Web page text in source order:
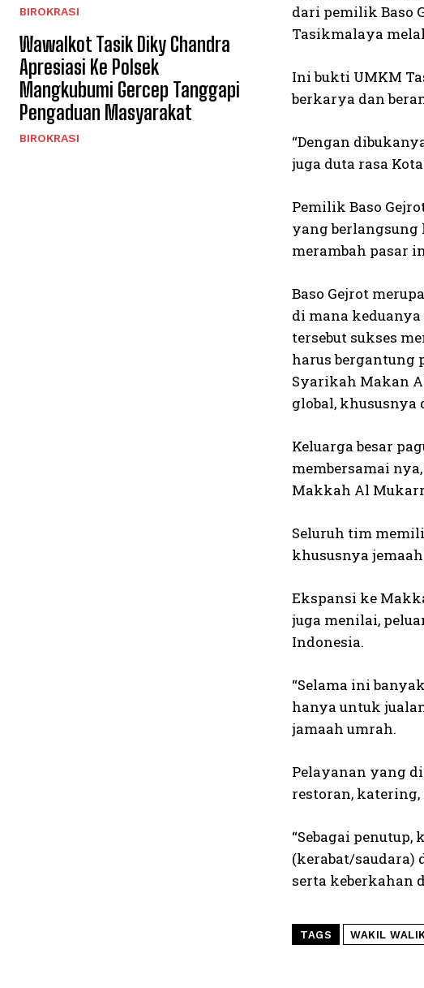
BIROKRASI
Wawalkot Tasik Diky Chandra
Apresiasi Ke Polsek
Mangkubumi Gercep Tanggapi
Pengaduan Masyarakat
BIROKRASI
dari pemilik Baso
Tasikmalaya
Ini bukti UMKM
berkarya dan
“Dengan
juga duta rasa
Pemilik Baso
yang
merambah pasar
Baso Gejrot
di mana
tersebut sukses
harus bergantung
Syarikah Makan
global, khususnya
Keluarga besar
membersamai
Makkah Al
Seluruh tim
khususnya
Ekspansi ke
juga menilai,
Indonesia.
“Selama ini
hanya untuk
jamaah umrah.
Pelayanan yang
restoran,
“Sebagai
(kerabat/saudara)
serta keberkahan
TAGS WAKIL